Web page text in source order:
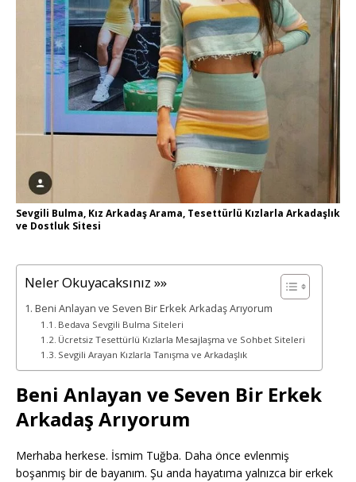
Sevgili Bulma, Kız Arkadaş Arama, Tesettürlü Kızlarla Arkadaşlık
ve Dostluk Sitesi
Neler Okuyacaksınız »»
Beni Anlayan ve Seven Bir Erkek Arkadaş Arıyorum
Bedava Sevgili Bulma Siteleri
Ücretsiz Tesettürlü Kızlarla Mesajlaşma ve Sohbet Siteleri
Sevgili Arayan Kızlarla Tanışma ve Arkadaşlık
Beni Anlayan ve Seven Bir Erkek
Arkadaş Arıyorum
Merhaba herkese. İsmim Tuğba. Daha önce evlenmiş
boşanmış bir de bayanım. Şu anda hayatıma yalnızca bir erkek